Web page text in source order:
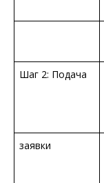
Шаг 2: Подача
заявки